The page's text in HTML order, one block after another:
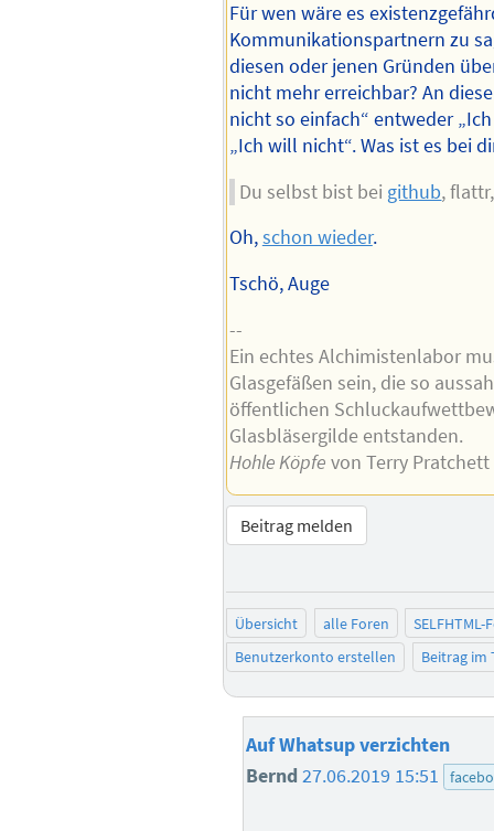
Für wen wäre es
Kommunikationspartnern zu
diesen oder jenen Gründen
nicht mehr erreichbar? An
nicht so einfach“ entweder
„Ich will nicht“. Was ist es bei
Du selbst bist bei github,
Oh,schon wieder.
Tschö, Auge
--
Ein echtes Alchimistenlabor
Glasgefäßen sein, die so
öffentlichen
Glasbläsergilde entstanden.
Hohle Köpfe von Terry Pratchett
Beitrag melden
Übersicht alle Foren
SELFHTML-
Benutzerkonto erstellen
Beitrag im
Auf Whatsup verzichten
Bernd 27.06.2019 15:51